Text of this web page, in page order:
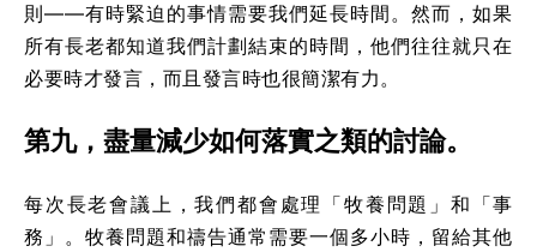
則——有時緊迫的事情需要我們延長時間。然而，如果
所有長老都知道我們計劃結束的時間，他們往往就只在
必要時才發言，而且發言時也很簡潔有力。
第九，盡量減少如何落實之類的討論。
每次長老會議上，我們都會處理「牧養問題」和「事
務」。牧養問題和禱告通常需要一個多小時，留給其他